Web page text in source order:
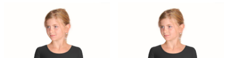
Nejprodávanější
Abecedně